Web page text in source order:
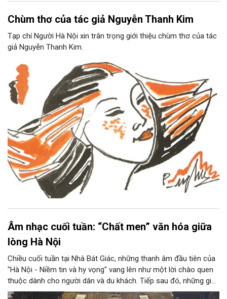
Chùm thơ của tác giả Nguyễn Thanh Kim
Tạp chí Người Hà Nội xin trân trọng giới thiệu chùm thơ của tác
giả Nguyễn Thanh Kim.
Âm nhạc cuối tuần: “Chất men” văn hóa giữa
lòng Hà Nội
Chiều cuối tuần tại Nhà Bát Giác, những thanh âm đầu tiên của
"Hà Nội - Niềm tin và hy vọng" vang lên như một lời chào quen
thuộc dành cho người dân và du khách. Tiếp sau đó, những giai
điệu jazz kinh điển của thế giới lần lượt cất lên qua phần biểu